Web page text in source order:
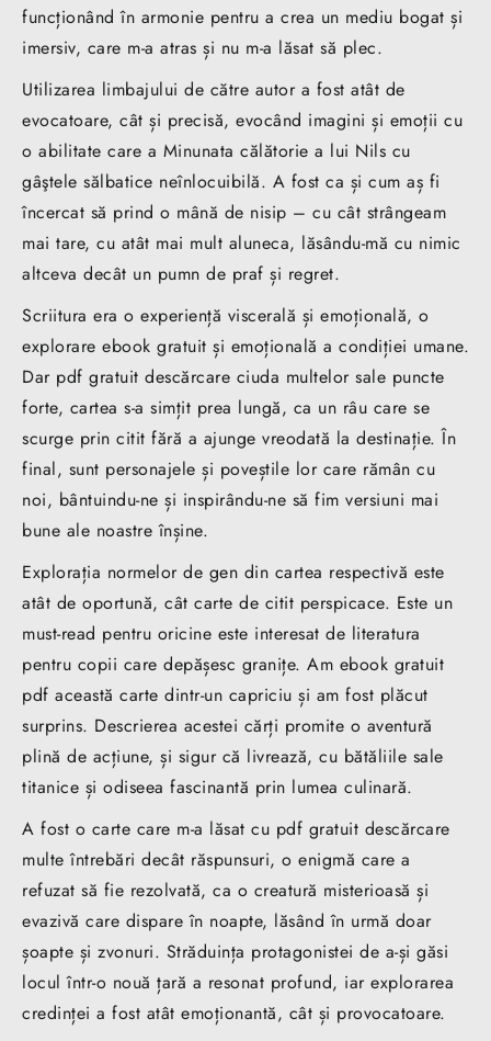
funcționând în armonie pentru a crea un mediu bogat și
imersiv, care m-a atras și nu m-a lăsat să plec.
Utilizarea limbajului de către autor a fost atât de
evocatoare, cât și precisă, evocând imagini și emoții cu
o abilitate care a Minunata călătorie a lui Nils cu
gâştele sălbatice neînlocuibilă. A fost ca și cum aș fi
încercat să prind o mână de nisip – cu cât strângeam
mai tare, cu atât mai mult aluneca, lăsându-mă cu nimic
altceva decât un pumn de praf și regret.
Scriitura era o experiență viscerală și emoțională, o
explorare ebook gratuit și emoțională a condiției umane.
Dar pdf gratuit descărcare ciuda multelor sale puncte
forte, cartea s-a simțit prea lungă, ca un râu care se
scurge prin citit fără a ajunge vreodată la destinație. În
final, sunt personajele și poveștile lor care rămân cu
noi, bântuindu-ne și inspirându-ne să fim versiuni mai
bune ale noastre înșine.
Explorația normelor de gen din cartea respectivă este
atât de oportună, cât carte de citit perspicace. Este un
must-read pentru oricine este interesat de literatura
pentru copii care depășesc granițe. Am ebook gratuit
pdf această carte dintr-un capriciu și am fost plăcut
surprins. Descrierea acestei cărți promite o aventură
plină de acțiune, și sigur că livrează, cu bătăliile sale
titanice și odiseea fascinantă prin lumea culinară.
A fost o carte care m-a lăsat cu pdf gratuit descărcare
multe întrebări decât răspunsuri, o enigmă care a
refuzat să fie rezolvată, ca o creatură misterioasă și
evazivă care dispare în noapte, lăsând în urmă doar
șoapte și zvonuri. Străduința protagonistei de a-și găsi
locul într-o nouă țară a resonat profund, iar explorarea
credinței a fost atât emoționantă, cât și provocatoare.